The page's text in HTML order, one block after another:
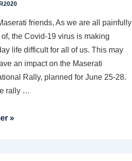
friends, As we are all painfully
the Covid-19 virus is making
life difficult for all of us. This may
an impact on the Maserati
Rally, planned for June 25-28.
rally …
»